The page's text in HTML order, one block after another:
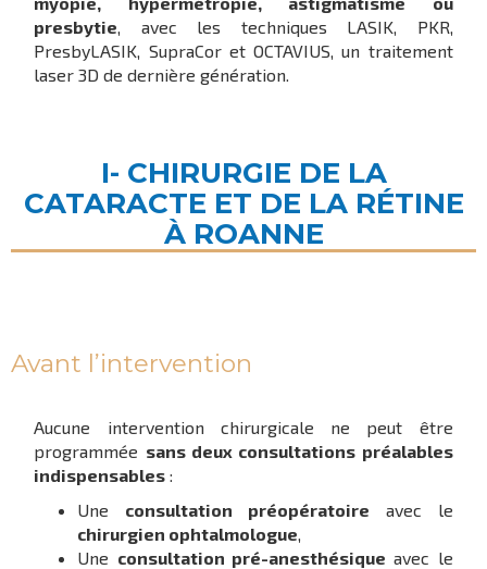
presbytie , avec les techniques LASIK, PKR,
PresbyLASIK, SupraCor et OCTAVIUS, un traitement
laser 3D de dernière génération.
I- CHIRURGIE DE LA
CATARACTE ET DE LA RÉTINE
À ROANNE
Avant l’intervention
Aucune intervention chirurgicale ne peut être
programmée sans deux consultations préalables
indispensables :
Une consultation préopératoire avec le
chirurgien ophtalmologue
Une consultation pré-anesthésique avec le